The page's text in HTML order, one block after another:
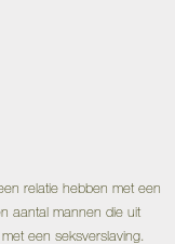
relatie hebben met een
aantal mannen die uit
een seksverslaving.